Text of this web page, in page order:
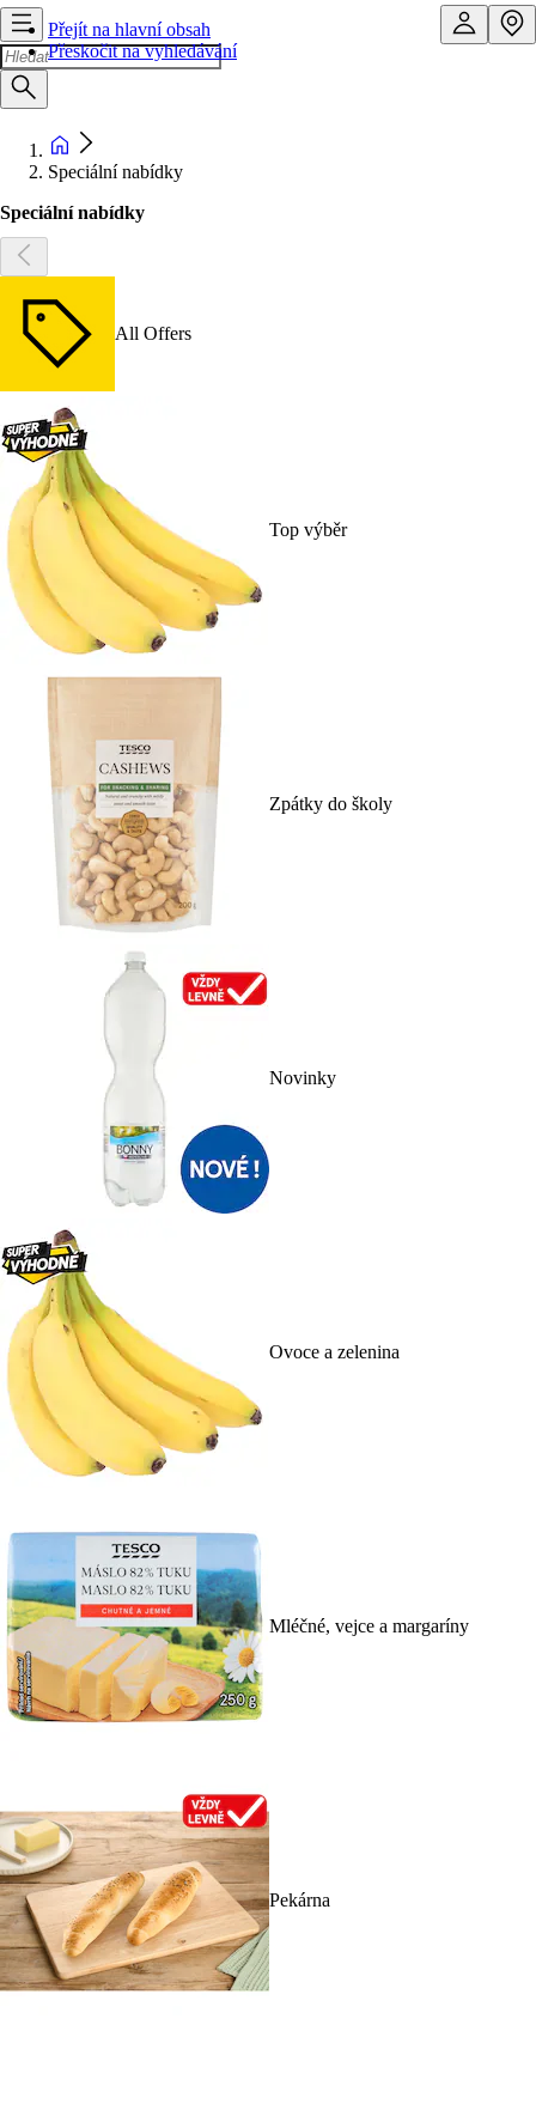
Přejít na hlavní obsah
Přeskočit na vyhledávání
Speciální nabídky
Speciální nabídky
All Offers
Top výběr
Zpátky do školy
Novinky
Ovoce a zelenina
Mléčné, vejce a margaríny
Pekárna